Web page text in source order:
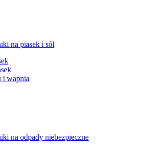
na piasek i sól
i wapnia
na odpady niebezpieczne